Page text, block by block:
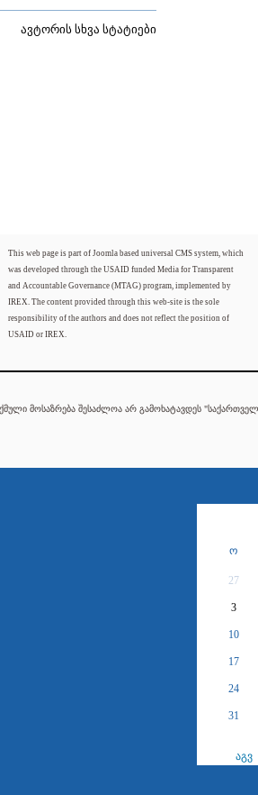
ავტორის სხვა სტატიები
This web page is part of Joomla based universal CMS system, which
was developed through the USAID funded Media for Transparent
and Accountable Governance (MTAG) program, implemented by
IREX. The content provided through this web-site is the sole
responsibility of the authors and does not reflect the position of
USAID or IREX.
მოსაზრება შესაძლოა არ გამოხატავდეს
ო
27
3
10
17
24
31